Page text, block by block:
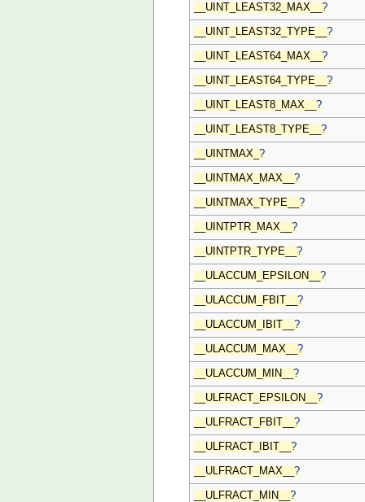
__UINT_LEAST32_MAX__?
__UINT_LEAST32_TYPE__?
__UINT_LEAST64_MAX__?
__UINT_LEAST64_TYPE__?
__UINT_LEAST8_MAX__?
__UINT_LEAST8_TYPE__?
__UINTMAX_?
__UINTMAX_MAX__?
__UINTMAX_TYPE__?
__UINTPTR_MAX__?
__UINTPTR_TYPE__?
__ULACCUM_EPSILON__?
__ULACCUM_FBIT__?
__ULACCUM_IBIT__?
__ULACCUM_MAX__?
__ULACCUM_MIN__?
__ULFRACT_EPSILON__?
__ULFRACT_FBIT__?
__ULFRACT_IBIT__?
__ULFRACT_MAX__?
__ULFRACT_MIN__?